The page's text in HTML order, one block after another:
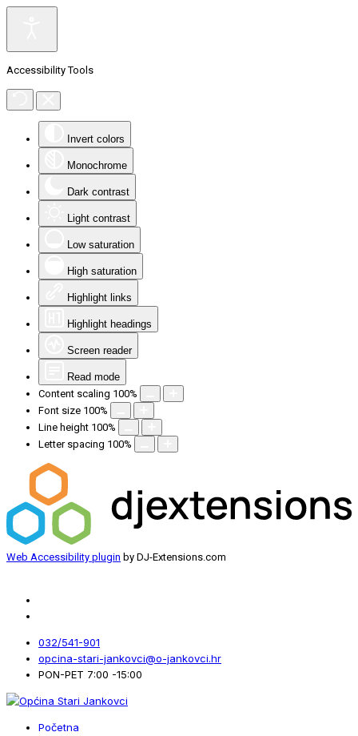
Accessibility Tools
Invert colors
Monochrome
Dark contrast
Light contrast
Low saturation
High saturation
Highlight links
Highlight headings
Screen reader
Read mode
Content scaling 100%
Font size 100%
Line height 100%
Letter spacing 100%
Web Accessibility plugin by DJ-Extensions.com
032/541-901
opcina-stari-jankovci@o-jankovci.hr
PON-PET 7:00 -15:00
Početna